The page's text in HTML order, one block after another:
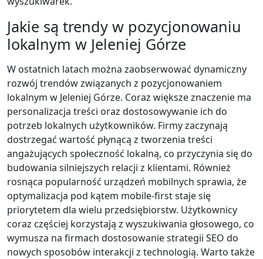
Jakie są trendy w pozycjonowaniu
lokalnym w Jeleniej Górze
W ostatnich latach można zaobserwować dynamiczny
rozwój trendów związanych z pozycjonowaniem
lokalnym w Jeleniej Górze. Coraz większe znaczenie ma
personalizacja treści oraz dostosowywanie ich do
potrzeb lokalnych użytkowników. Firmy zaczynają
dostrzegać wartość płynącą z tworzenia treści
angażujących społeczność lokalną, co przyczynia się do
budowania silniejszych relacji z klientami. Również
rosnąca popularność urządzeń mobilnych sprawia, że
optymalizacja pod kątem mobile-first staje się
priorytetem dla wielu przedsiębiorstw. Użytkownicy
coraz częściej korzystają z wyszukiwania głosowego, co
wymusza na firmach dostosowanie strategii SEO do
nowych sposobów interakcji z technologią. Warto także